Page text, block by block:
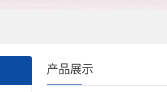
产品展示